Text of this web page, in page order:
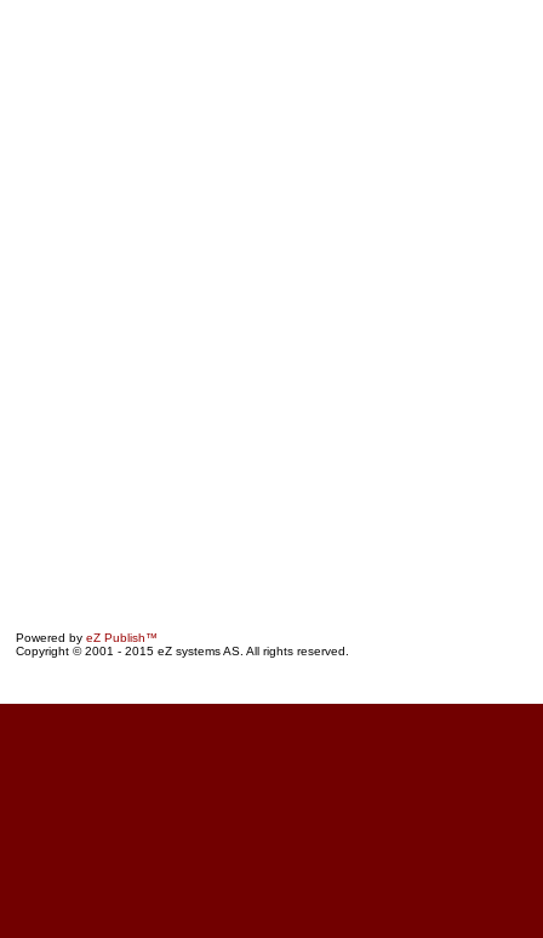
Powered by eZ Publish™
Copyright © 2001 - 2015 eZ systems AS. All rights reserved.